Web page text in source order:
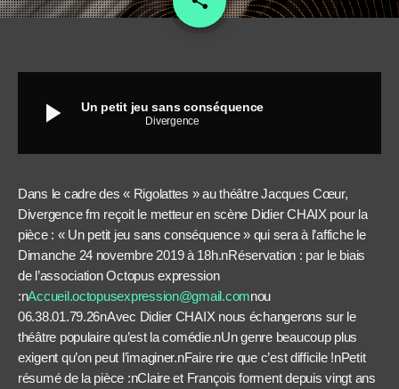
play_arrow Un petit jeu sans conséquence
Divergence
Dans le cadre des « Rigolattes » au théâtre Jacques Cœur,
Divergence fm reçoit le metteur en scène Didier CHAIX pour la
pièce : « Un petit jeu sans conséquence » qui sera à l’affiche le
Dimanche 24 novembre 2019 à 18h.nRéservation : par le biais
de l’association Octopus expression
:nAccueil.octopusexpression@gmail.comnou
06.38.01.79.26nAvec Didier CHAIX nous échangerons sur le
théâtre populaire qu’est la comédie.nUn genre beaucoup plus
exigent qu’on peut l’imaginer.nFaire rire que c’est difficile !nPetit
résumé de la pièce :nClaire et François forment depuis vingt ans